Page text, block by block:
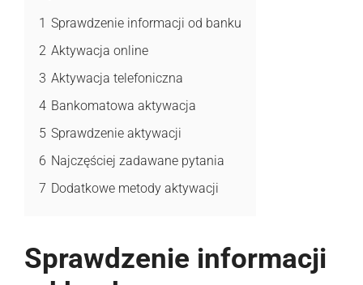
1 Sprawdzenie informacji od banku
2 Aktywacja online
3 Aktywacja telefoniczna
4 Bankomatowa aktywacja
5 Sprawdzenie aktywacji
6 Najczęściej zadawane pytania
7 Dodatkowe metody aktywacji
Sprawdzenie informacji